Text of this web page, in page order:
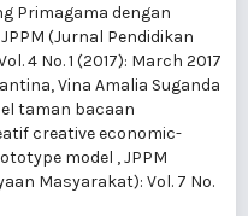
Primagama dengan
JPPM (Jurnal Pendidikan
4 No. 1 (2017): March 2017
Vina Amalia Suganda
taman bacaan
creative economic-
model ,JPPM
Masyarakat): Vol. 7 No.